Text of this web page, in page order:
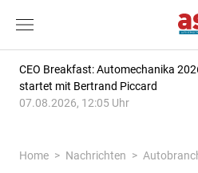
CEO Breakfast: Automechanika
startet mit Bertrand Piccard
07.08.2026, 12:05 Uhr
Home Nachrichten